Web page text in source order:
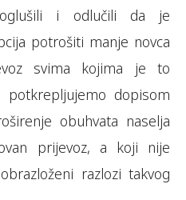
i odlučili da je
potrošiti manje novca
svima kojima je to
potkrepljujemo dopisom
obuhvata naselja
prijevoz, a koji nije
razlozi takvog